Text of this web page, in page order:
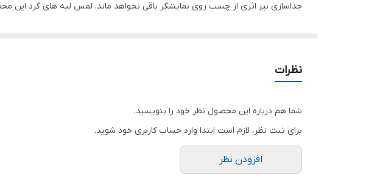
جداسازی نیز اثری از چسب روی نمایشگر باقی نخواهد ماند. لمس لبه های گرد
نظرات
شما هم درباره این محصول نظر خود را بنویسید.
برای ثبت نظر، لازم است ابتدا وارد حساب کاربری خود شوید.
افزودن نظر